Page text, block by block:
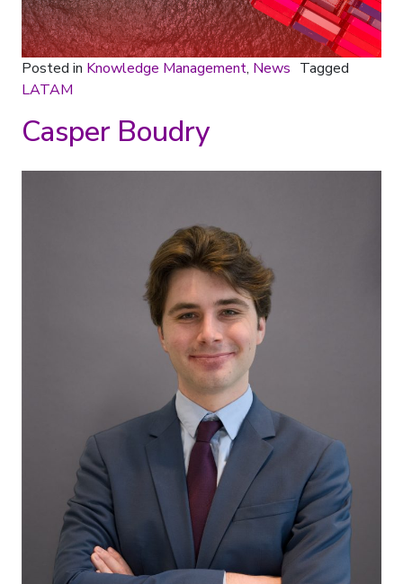
Posted in Knowledge Management, News Tagged
LATAM
Casper Boudry